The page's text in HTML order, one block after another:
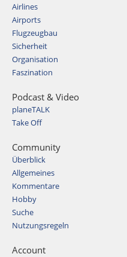
Airlines
Airports
Flugzeugbau
Sicherheit
Organisation
Faszination
Podcast & Video
planeTALK
Take Off
Community
Überblick
Allgemeines
Kommentare
Hobby
Suche
Nutzungsregeln
Account